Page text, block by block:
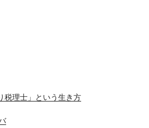
税理士」という生き方